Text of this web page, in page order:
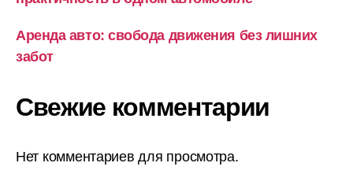
Аренда авто: свобода движения без лишних
забот
Свежие комментарии
Нет комментариев для просмотра.